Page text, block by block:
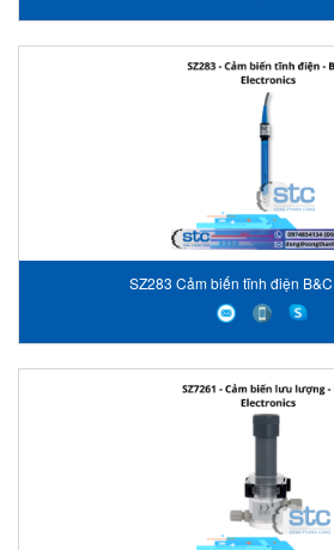
SZ283 Cảm biến tĩnh điện